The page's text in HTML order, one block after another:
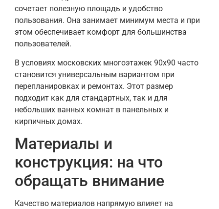
сочетает полезную площадь и удобство
пользования. Она занимает минимум места и при
этом обеспечивает комфорт для большинства
пользователей.
В условиях московских многоэтажек 90х90 часто
становится универсальным вариантом при
перепланировках и ремонтах. Этот размер
подходит как для стандартных, так и для
небольших ванных комнат в панельных и
кирпичных домах.
Материалы и
конструкция: на что
обращать внимание
Качество материалов напрямую влияет на